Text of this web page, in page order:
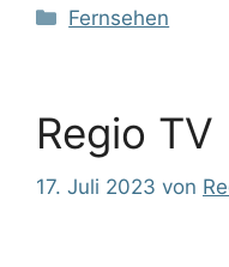
Kategorien
Fernsehen
Regio TV
17. Juli 2023 von